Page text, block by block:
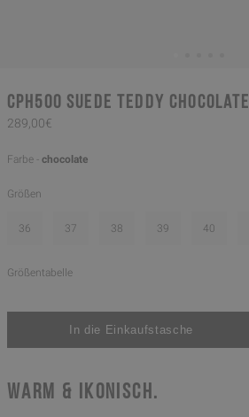
CPH500 suede teddy chocolate
289,00€
Farbe - chocolate
Größen
36 37 38 39 40
Größentabelle
WARM & IKONISCH.